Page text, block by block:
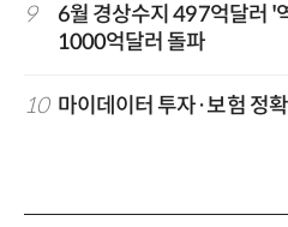
9
6월 경상수지 497억달러
1000억달러 돌파
10 마이데이터 투자·보험 정